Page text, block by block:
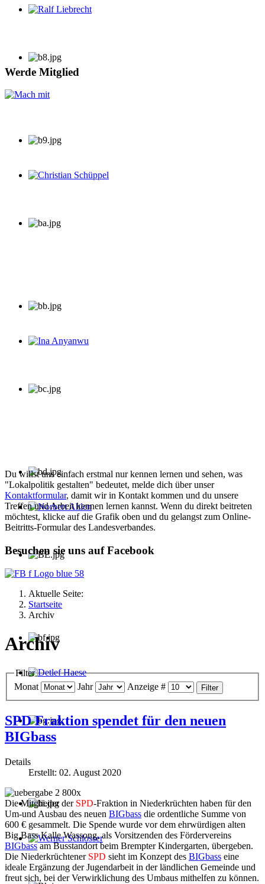
Norbert Ahlen
Detlef Haese
Werner Schlosser
Werde Mitglied
Du willst uns einfach erstmal nur kennen lernen und sehen, was
"Lokalpolitik gestalten" bedeutet, melde dich über unser
Kontaktformular, damit wir in Kontakt kommen und du unsere
Treffen und Arbeit kennen lernen kannst. Wenn du direkt beitreten
möchtest, klicke auf die Grafik oben und du gelangst zum Online-
Beitritts-Formular des Landesverbandes.
Besuchen sie uns auf Facebook
Aktuelle Seite:
Startseite
Archiv
Archiv
Filter
Monat
Jahr Anzeige # Filter
SPD Fraktion spendet für den neuen
BIGbass
Details
Erstellt: 02. August 2020
Die Mitglieder der SPD-Fraktion in Niederkrüchten haben für den
Um-und Ausbau des neuen BIGbass die ordentliche Summe von
600 € gesammelt. Die Spende wurde vor dem ehrwürdigen alten
Big Bass Kalle Wassong, als Vorsitzenden des Fördervereins
BIGbassam Busstandort beim Brempter Kindergarten, übergeben.
Die Niederkrüchtener SPD sieht im Konzept des BIGbass eine
ideale Ergänzung der Jugendarbeit in der ländlichen Gemeinde und
freut sich, bei der Verwirklichung des Umbaus mithelfen zu können.